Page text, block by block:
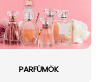
PARFÜMÖK